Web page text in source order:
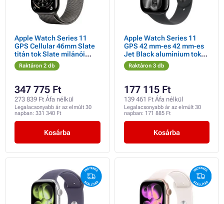
Apple Watch Series 11
GPS Cellular 46mm Slate
titán tok Slate milánói
hurokkal - S/M
Raktáron 2 db
347 775 Ft
273 839 Ft Áfa nélkül
Legalacsonyabb ár az elmúlt 30
napban: 331 340 Ft
Kosárba
Apple Watch Series 11
GPS 42 mm-es 42 mm-es
Jet Black alumínium tok
fekete sportpánttal - S/M
Raktáron 3 db
177 115 Ft
139 461 Ft Áfa nélkül
Legalacsonyabb ár az elmúlt 30
napban: 171 885 Ft
Kosárba